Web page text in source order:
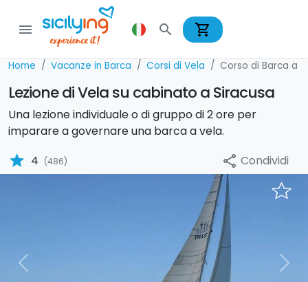
menu search shopping_cart
Home Vacanze in Barca Corsi di Vela Corso di Barca a
Lezione di Vela su cabinato a Siracusa
Una lezione individuale o di gruppo di 2 ore per
imparare a governare una barca a vela.
star 4 (486) share Condividi
Previous Next